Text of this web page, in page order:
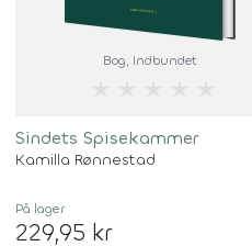
Bog, Indbundet
Sindets Spisekammer
Kamilla Rønnestad
På lager
229,95 kr